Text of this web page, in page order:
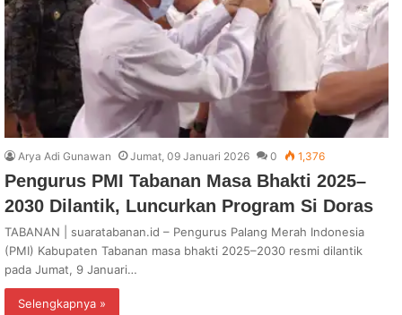
Arya Adi Gunawan Jumat, 09 Januari 2026 0 1,376
Pengurus PMI Tabanan Masa Bhakti 2025–
2030 Dilantik, Luncurkan Program Si Doras
TABANAN | suaratabanan.id – Pengurus Palang Merah Indonesia
(PMI) Kabupaten Tabanan masa bhakti 2025–2030 resmi dilantik
pada Jumat, 9 Januari…
Selengkapnya »